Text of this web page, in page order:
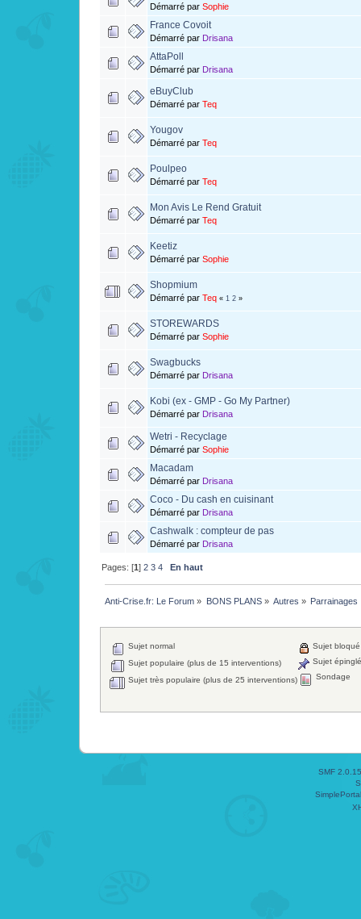
Démarré par Sophie
France Covoit
Démarré par Drisana
AttaPoll
Démarré par Drisana
eBuyClub
Démarré par Teq
Yougov
Démarré par Teq
Poulpeo
Démarré par Teq
Mon Avis Le Rend Gratuit
Démarré par Teq
Keetiz
Démarré par Sophie
Shopmium
Démarré par Teq « 1 2 »
STOREWARDS
Démarré par Sophie
Swagbucks
Démarré par Drisana
Kobi (ex - GMP - Go My Partner)
Démarré par Drisana
Wetri - Recyclage
Démarré par Sophie
Macadam
Démarré par Drisana
Coco - Du cash en cuisinant
Démarré par Drisana
Cashwalk : compteur de pas
Démarré par Drisana
Pages: [1]2 3 4 En haut
Anti-Crise.fr: Le Forum » BONS PLANS» Autres » Parrainages
Sujet normal
Sujet populaire (plus de 15 interventions)
Sujet très populaire (plus de 25 interventions)
Sujet bloqué
Sujet
Sondage
SMF 2.0.15